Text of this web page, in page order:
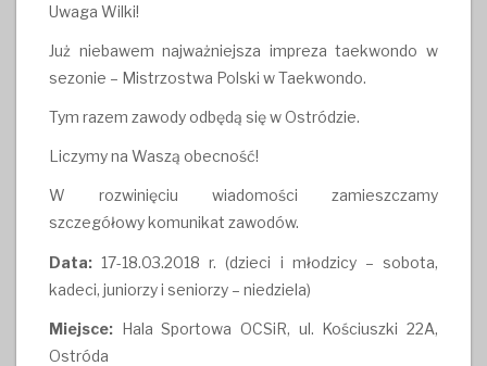
Uwaga Wilki!
Już niebawem najważniejsza impreza taekwondo w
sezonie – Mistrzostwa Polski w Taekwondo.
Tym razem zawody odbędą się w Ostródzie.
Liczymy na Waszą obecność!
W rozwinięciu wiadomości zamieszczamy
szczegółowy komunikat zawodów.
Data: 17-18.03.2018 r. (dzieci i młodzicy – sobota,
kadeci, juniorzy i seniorzy – niedziela)
Miejsce: Hala Sportowa OCSiR, ul. Kościuszki 22A,
Ostróda